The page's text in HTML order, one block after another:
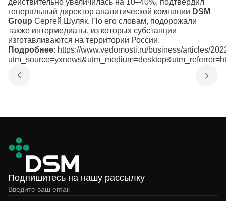
действительно увеличилась на 10–40%, подтвердил
генеральный директор аналитической компании DSM
Group Сергей Шуляк. По его словам, подорожали
также интермедиаты, из которых субстанции
изготавливаются на территории России.
Подробнее: https://www.vedomosti.ru/business/articles/
Подпишитесь на нашу рассылку